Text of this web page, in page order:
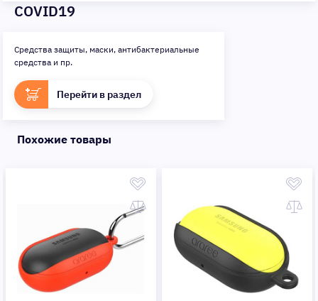
COVID19
Средства защиты, маски, антибактериальные
средства и пр.
Перейти в раздел
Похожие товары